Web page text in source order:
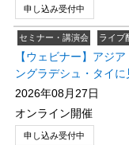
申し込み受付中
セミナー・講演会 ライブ
【ウェビナー】アジ
ングラデシュ・タイに
2026年08月27日
オンライン開催
申し込み受付中